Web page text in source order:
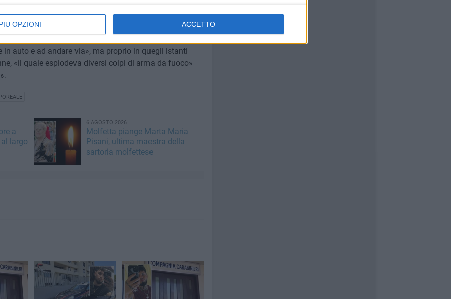
OPZIONI ACCETTO
trovava a bordo» di unaRenault Symbiozassieme alla
diviene la seguente: arrivato sul posto, La Forgia
auto e ad andare via», ma proprio in quegli istanti
«il quale esplodeva diversi colpi di arma da fuoco»
a
largo
6 AGOSTO 2026
Molfetta piange Marta Maria
Pisani, ultima maestra della
sartoria molfettese